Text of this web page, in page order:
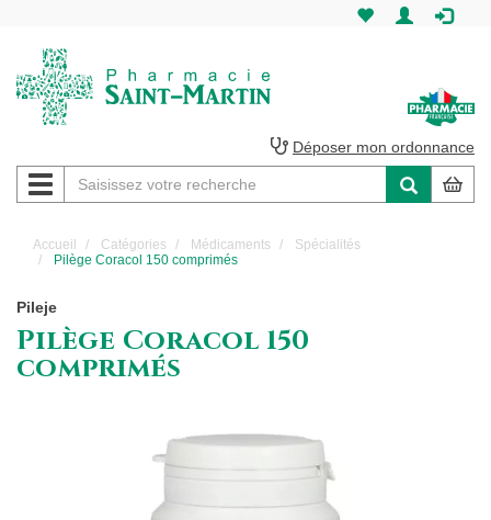
Martin
Pharmacie
Saint-
Amiens
Déposer mon ordonnance
Navigation
Accueil Catégories Médicaments
Spécialités
Pilège Coracol 150 comprimés
Pileje
Pilège Coracol 150
comprimés